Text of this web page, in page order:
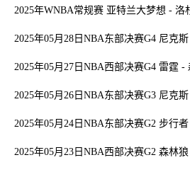
2025年WNBA常规赛 亚特兰大梦想 - 洛
2025年05月28日NBA东部决赛G4 尼克
2025年05月27日NBA西部决赛G4 雷霆 -
2025年05月26日NBA东部决赛G3 尼克
2025年05月24日NBA东部决赛G2 步行
2025年05月23日NBA西部决赛G2 森林